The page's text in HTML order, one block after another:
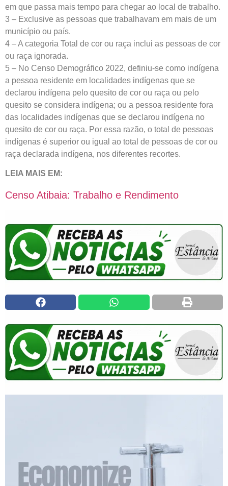
em que passa mais tempo para chegar ao local de trabalho.
3 – Exclusive as pessoas que trabalhavam em mais de um
município ou país.
4 – A categoria Total de cor ou raça inclui as pessoas de cor
ou raça ignorada.
5 – No Censo Demográfico 2022, definiu-se como indígena
a pessoa residente em localidades indígenas que se
declarou indígena pelo quesito de cor ou raça ou pelo
quesito se considera indígena; ou a pessoa residente fora
das localidades indígenas que se declarou indígena no
quesito de cor ou raça. Por essa razão, o total de pessoas
indígenas é superior ou igual ao total de pessoas de cor ou
raça declarada indígena, nos diferentes recortes.
LEIA MAIS EM:
Censo Atibaia: Trabalho e Rendimento